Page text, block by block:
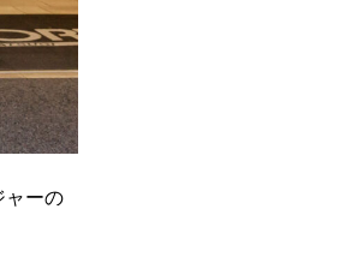
ャーの